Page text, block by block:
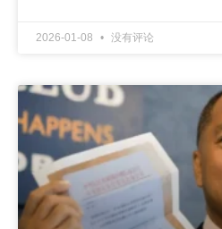
2026-01-08 没有评论